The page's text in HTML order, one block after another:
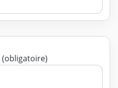
Texte de votre message (obligatoire)